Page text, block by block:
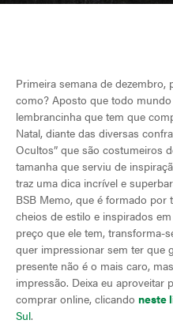
Primeira semana de
como? Aposto que todo
lembrancinha que tem que
Natal, diante das diversas
Ocultos” que são costumeiros
tamanha que serviu de
traz uma dica incrível e
BSB Memo, que é formado por
cheios de estilo e inspirados
preço que ele tem, transforma-
quer impressionar sem ter que
presente não é o mais caro,
impressão. Deixa eu aproveitar
comprar online, clicando neste
Sul.